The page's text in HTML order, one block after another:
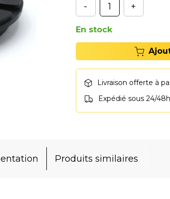
- +
En stock
Livraison offerte à
Expédié sous 24/48h
Produits similaires